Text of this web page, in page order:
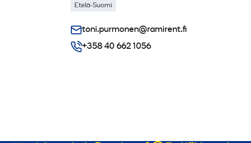
Etelä-Suomi
toni.purmonen@ramirent.fi
+358 40 662 1056